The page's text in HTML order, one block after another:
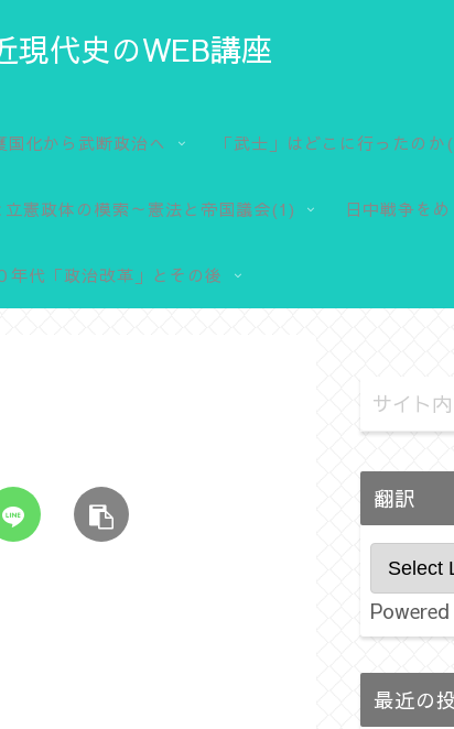
現代史のWEB講座
化から武断政治へ 「武士」はどこに行ったの
立憲政体の模索～憲法と帝国議会(1) 日中戦争を
年代「政治改革」とその後
翻訳
最近の